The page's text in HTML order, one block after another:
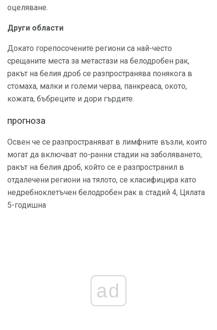
оцеляване.
Други области
Докато горепосочените региони са най-често
срещаните места за метастази на белодробен рак,
ракът на белия дроб се разпространява понякога в
стомаха, малки и големи черва, панкреаса, окото,
кожата, бъбреците и дори гърдите.
прогноза
Освен че се разпространяват в лимфните възли, които
могат да включват по-ранни стадии на заболяването,
ракът на белия дроб, който се е разпространил в
отдалечени региони на тялото, се класифицира като
недребноклетъчен белодробен рак в стадий 4, Цялата
5-годишна
ad